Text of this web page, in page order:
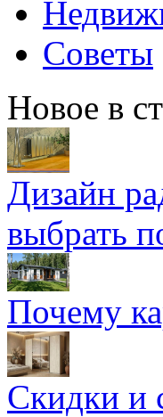
Советы
Новое в
Дизайн
выбрать
Почему
Скидки и